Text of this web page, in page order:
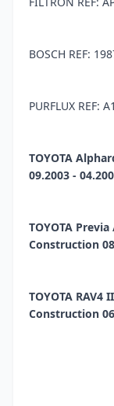
BOSCH REF:
PURFLUX REF:
TOYOTA
09.2003 -
TOYOTA
Construction
TOYOTA RAV4
Construction